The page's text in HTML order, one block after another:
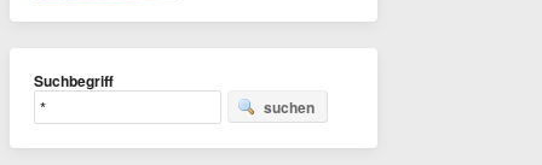
Suchbegriff
suchen